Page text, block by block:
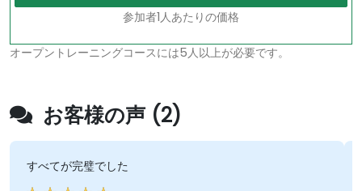
参加者1人あたりの価格
オープントレーニングコースには5人以上が必要です。
お客様の声 (2)
てが完璧でした